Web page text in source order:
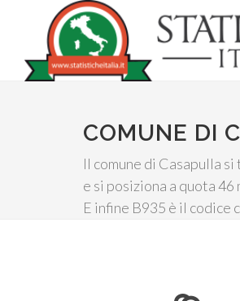
COMUNE DI
Il comune di Casapulla
e si posiziona a quota
E infine B935 è il codice